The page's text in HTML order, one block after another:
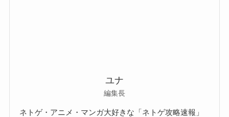
ユナ
編集長
ネトゲ・アニメ・マンガ大好きな「ネトゲ攻略速報」